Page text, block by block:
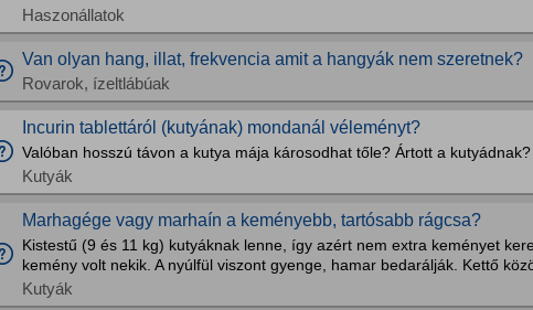
Haszonállatok
Van olyan hang, illat, frekvencia amit a hangyák nem szeretnek?
Rovarok, ízeltlábúak
Incurin tablettáról (kutyának) mondanál véleményt?
Valóban hosszú távon a kutya mája károsodhat tőle? Ártott a kutyádnak?
Kutyák
Marhagége vagy marhaín a keményebb, tartósabb rágcsa?
Kistestű (9 és 11 kg) kutyáknak lenne, így azért nem extra keményet
kemény volt nekik. A nyúlfül viszont gyenge, hamar bedarálják. Kettő
Kutyák